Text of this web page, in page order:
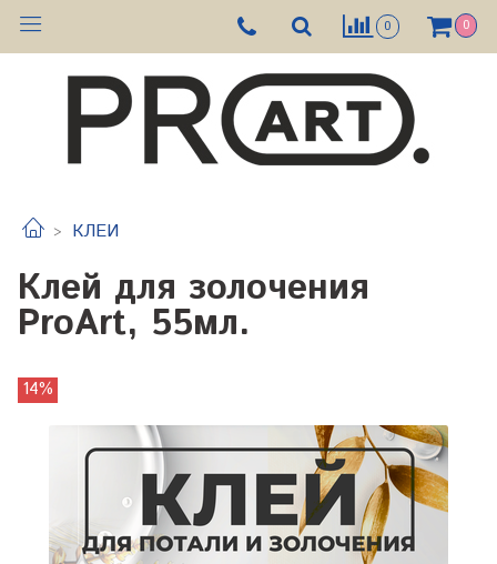
0 0
КЛЕИ
Клей для золочения
ProArt, 55мл.
14%